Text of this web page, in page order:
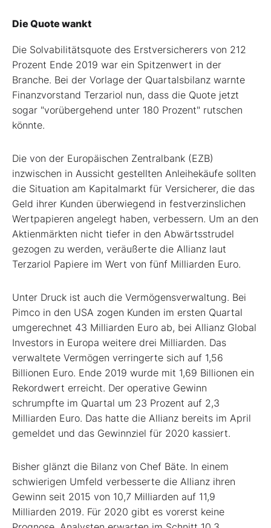
Die Quote wankt
Die Solvabilitätsquote des Erstversicherers von 212
Prozent Ende 2019 war ein Spitzenwert in der
Branche. Bei der Vorlage der Quartalsbilanz warnte
Finanzvorstand Terzariol nun, dass die Quote jetzt
sogar "vorübergehend unter 180 Prozent" rutschen
könnte.
Die von der Europäischen Zentralbank (EZB)
inzwischen in Aussicht gestellten Anleihekäufe sollten
die Situation am Kapitalmarkt für Versicherer, die das
Geld ihrer Kunden überwiegend in festverzinslichen
Wertpapieren angelegt haben, verbessern. Um an den
Aktienmärkten nicht tiefer in den Abwärtsstrudel
gezogen zu werden, veräußerte die Allianz laut
Terzariol Papiere im Wert von fünf Milliarden Euro.
Unter Druck ist auch die Vermögensverwaltung. Bei
Pimco in den USA zogen Kunden im ersten Quartal
umgerechnet 43 Milliarden Euro ab, bei Allianz Global
Investors in Europa weitere drei Milliarden. Das
verwaltete Vermögen verringerte sich auf 1,56
Billionen Euro. Ende 2019 wurde mit 1,69 Billionen ein
Rekordwert erreicht. Der operative Gewinn
schrumpfte im Quartal um 23 Prozent auf 2,3
Milliarden Euro. Das hatte die Allianz bereits im April
gemeldet und das Gewinnziel für 2020 kassiert.
Bisher glänzt die Bilanz von Chef Bäte. In einem
schwierigen Umfeld verbesserte die Allianz ihren
Gewinn seit 2015 von 10,7 Milliarden auf 11,9
Milliarden 2019. Für 2020 gibt es vorerst keine